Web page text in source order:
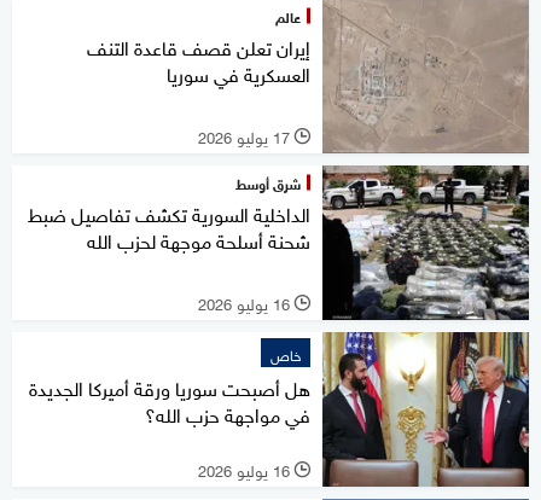
عالم
إيران تعلن قصف قاعدة التنف
العسكرية في سوريا
l 17 يوليو 2026
شرق أوسط
الداخلية السورية تكشف تفاصيل ضبط
شحنة أسلحة موجهة لحزب الله
l 16 يوليو 2026
خاص
هل أصبحت سوريا ورقة أميركا الجديدة
في مواجهة حزب الله؟
l 16 يوليو 2026